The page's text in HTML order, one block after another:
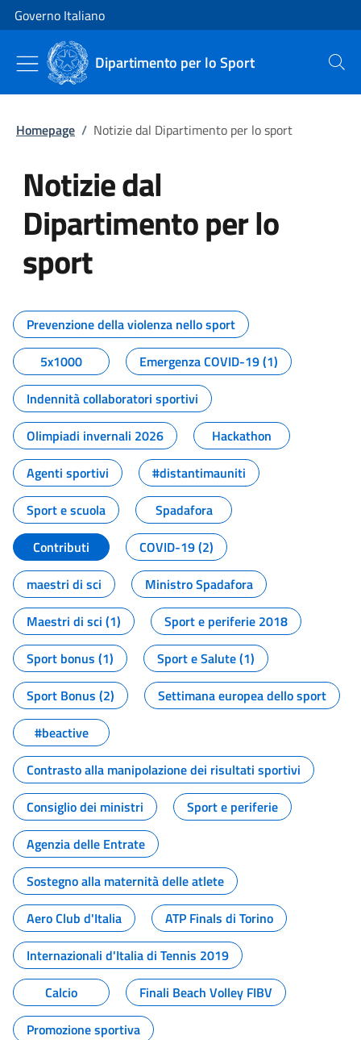
Vai al contenuto
Vai alla navigazione del sito
Governo Italiano
Dipartimento per lo Sport Cerca
Homepage / Notizie dal Dipartimento per lo sport
Notizie dal
Dipartimento per lo
sport
Tutti i contenuti della pagina
Prevenzione della violenza nello sport
5x1000
Emergenza COVID-19 (1)
Indennità collaboratori sportivi
Olimpiadi invernali 2026
Hackathon
Agenti sportivi
#distantimauniti
Sport e scuola
Spadafora
Contributi
COVID-19 (2)
maestri di sci
Ministro Spadafora
Maestri di sci (1)
Sport e periferie 2018
Sport bonus (1)
Sport e Salute (1)
Sport Bonus (2)
Settimana europea dello sport
#beactive
Contrasto alla manipolazione dei risultati sportivi
Consiglio dei ministri
Sport e periferie
Agenzia delle Entrate
Sostegno alla maternità delle atlete
Aero Club d'Italia
ATP Finals di Torino
Internazionali d'Italia di Tennis 2019
Calcio
Finali Beach Volley FIBV
Promozione sportiva